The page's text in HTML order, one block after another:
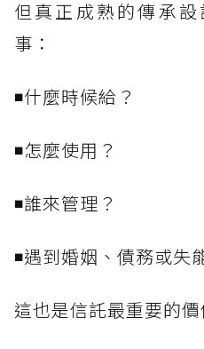
但真正成熟的傳承
事：
◾什麼時候給？
◾怎麼使用？
◾誰來管理？
◾遇到婚姻、債務或失
這也是信託最重要的價